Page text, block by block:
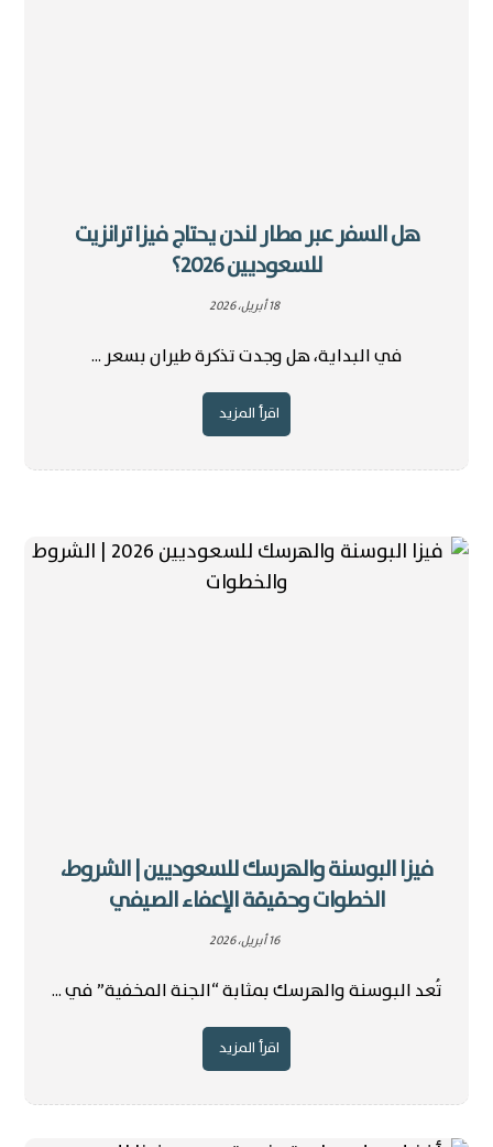
هل السفر عبر مطار لندن يحتاج فيزا ترانزيت
للسعوديين 2026؟
18 أبريل، 2026
في البداية، هل وجدت تذكرة طيران بسعر ...
اقرأ المزيد
فيزا البوسنة والهرسك للسعوديين | الشروط،
الخطوات وحقيقة الإعفاء الصيفي
16 أبريل، 2026
تُعد البوسنة والهرسك بمثابة “الجنة المخفية” في ...
اقرأ المزيد